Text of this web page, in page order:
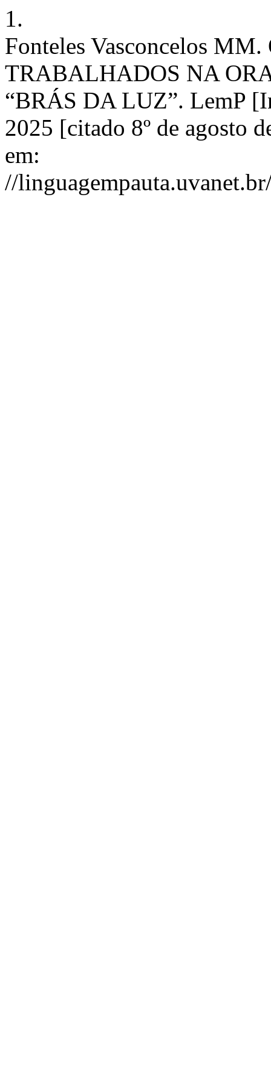
1.
Fonteles Vasconcelos
TRABALHADOS NA
“BRÁS DA LUZ”. LemP
2025 [citado 8º de agosto
em:
//